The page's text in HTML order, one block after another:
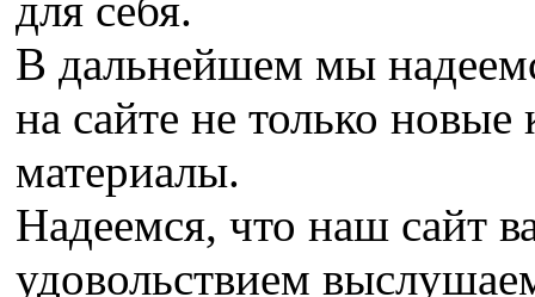
В дальнейшем мы
на сайте не только
материалы.
Надеемся, что наш сайт
удовольствием